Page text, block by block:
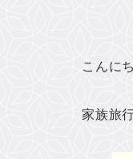
こんに
家族旅